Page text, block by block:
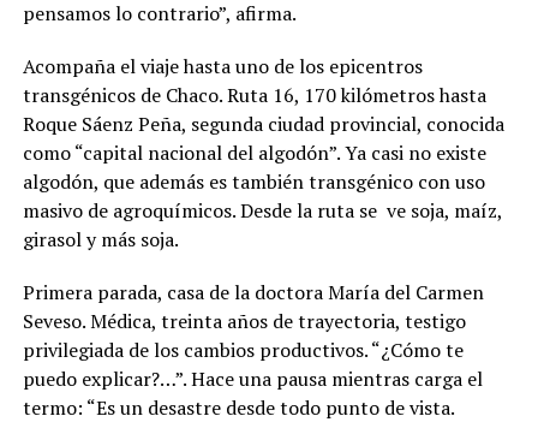
pensamos lo contrario”, afirma.
Acompaña el viaje hasta uno de los epicentros
transgénicos de Chaco. Ruta 16, 170 kilómetros hasta
Roque Sáenz Peña, segunda ciudad provincial, conocida
como “capital nacional del algodón”. Ya casi no existe
algodón, que además es también transgénico con uso
masivo de agroquímicos. Desde la ruta se ve soja, maíz,
girasol y más soja.
Primera parada, casa de la doctora María del Carmen
Seveso. Médica, treinta años de trayectoria, testigo
privilegiada de los cambios productivos. “¿Cómo te
puedo explicar?…”. Hace una pausa mientras carga el
termo: “Es un desastre desde todo punto de vista.